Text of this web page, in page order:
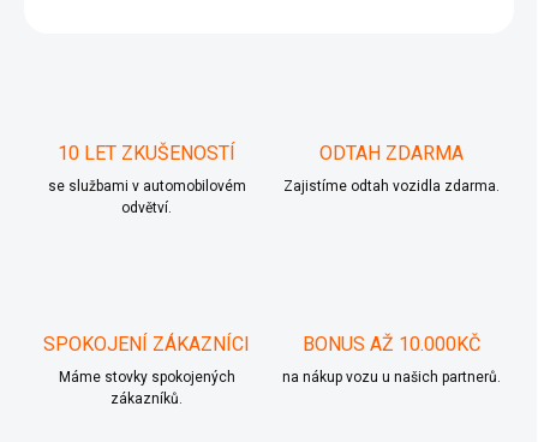
10 LET ZKUŠENOSTÍ
se službami v automobilovém
odvětví.
ODTAH ZDARMA
Zajistíme odtah vozidla zdarma.
SPOKOJENÍ ZÁKAZNÍCI
Máme stovky spokojených
zákazníků.
BONUS AŽ 10.000KČ
na nákup vozu u našich partnerů.